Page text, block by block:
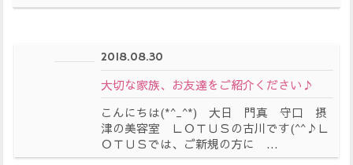
2018.08.30
大切な家族、お友達をご紹介ください♪
こんにちは(*^_^*) 大日 門真 守口 摂
津の美容室 ＬＯＴＵＳの古川です(^^♪Ｌ
ＯＴＵＳでは、ご新規の方に ...